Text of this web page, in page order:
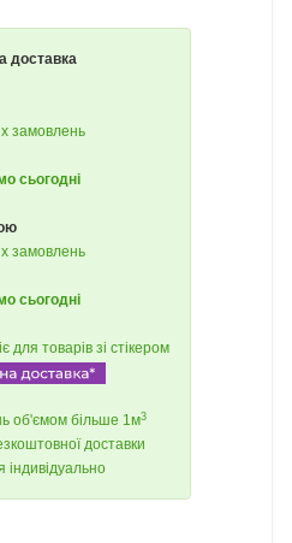
доставка
замовлень
сьогодні
замовлень
сьогодні
для товарів зі стікером
об'ємом більше 1м3
доставки
індивідуально